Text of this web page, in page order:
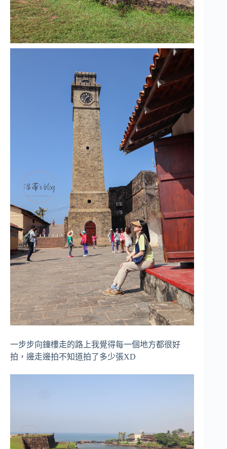
一步步向鐘樓走的路上我覺得每一個地方都很好
拍，邊走邊拍不知道拍了多少張XD